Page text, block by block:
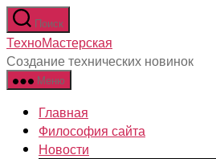
Перейти
к
содержимому
Поиск
ТехноМастерская
Создание технических новинок
Меню
Главная
Философия сайта
Новости